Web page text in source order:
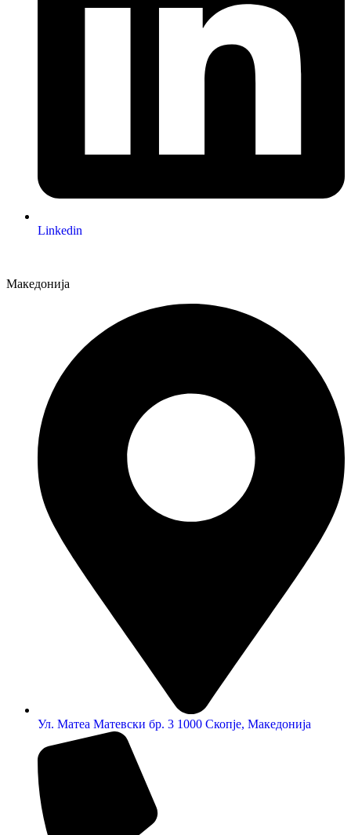
Linkedin
Македонија
Ул. Матеа Матевски бр. 3 1000 Скопје, Македонија